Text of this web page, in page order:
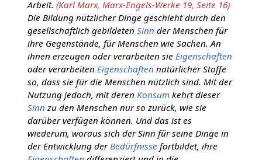
Arbeit. (Karl Marx, Marx-Engels-Werke 19, Seite 16)
Die Bildung nützlicher Dinge geschieht durch den
gesellschaftlich gebildeten Sinn der Menschen für
ihre Gegenstände, für Menschen wie Sachen. An
ihnen erzeugen oder verarbeiten sie Eigenschaften
oder verarbeiten Eigenschaften natürlicher Stoffe
so, dass sie für die Menschen nützlich sind. Mit der
Nutzung jedoch, mit deren Konsumkehrt dieser
Sinn zu den Menschen nur so zurück, wie sie
darüber verfügen können. Und das ist es
wiederum, woraus sich der Sinn für seine Dinge in
der Entwicklung der Bedürfnisse fortbildet, ihre